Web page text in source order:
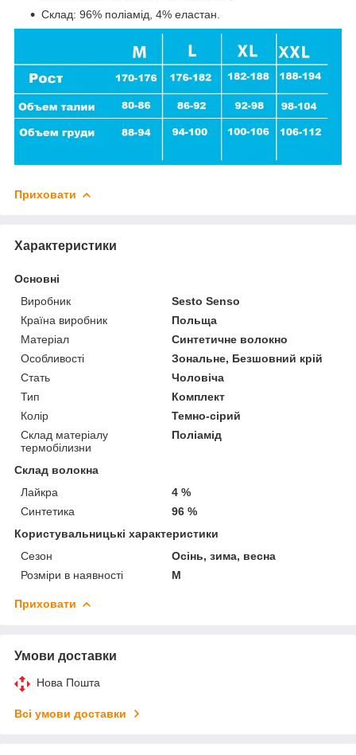
Склад: 96% поліамід, 4% еластан.
Приховати
Характеристики
Основні
Виробник
Sesto Senso
Країна виробник
Польща
Матеріал
Синтетичне волокно
Особливості
Зональне, Безшовний крій
Стать
Чоловіча
Тип
Комплект
Колір
Темно-сірий
Склад матеріалу
термобілизни
Поліамід
Склад волокна
Лайкра
4 %
Синтетика
96 %
Користувальницькі характеристики
Сезон
Осінь, зима, весна
Розміри в наявності
M
Приховати
Умови доставки
Нова Пошта
Всі умови доставки